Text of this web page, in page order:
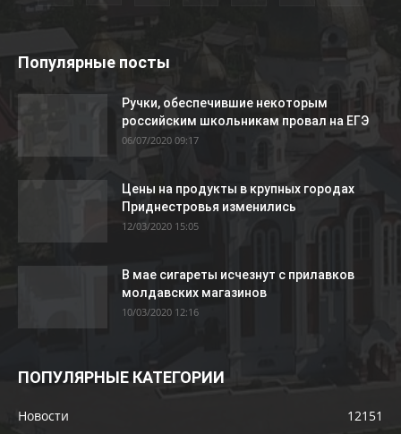
Популярные посты
Ручки, обеспечившие некоторым
российским школьникам провал на ЕГЭ
06/07/2020 09:17
Цены на продукты в крупных городах
Приднестровья изменились
12/03/2020 15:05
В мае сигареты исчезнут с прилавков
молдавских магазинов
10/03/2020 12:16
ПОПУЛЯРНЫЕ КАТЕГОРИИ
Новости 12151